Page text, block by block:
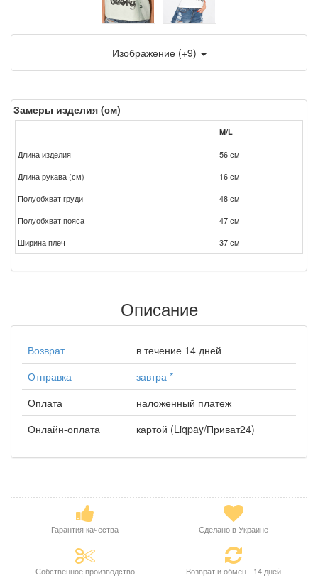
Изображение (+9)
Замеры изделия (см)
M/L
Длина изделия
56 см
Длина рукава (см)
16 см
Полуобхват груди
48 см
Полуобхват пояса
47 см
Ширина плеч
37 см
Описание
Возврат
в течение 14 дней
Отправка
завтра *
Оплата
наложенный платеж
Онлайн-оплата
картой (Liqpay/Приват24)
Гарантия качества Сделано в Украине
Собственное производство Возврат и обмен - 14 дней